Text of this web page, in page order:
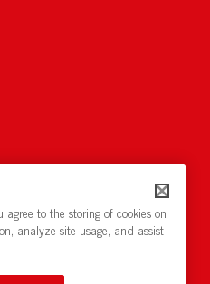
cirkelnstockholm.se
to the storing of cookies on
analyze site usage, and assist